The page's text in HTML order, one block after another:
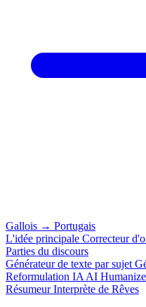
Gallois → Portugais
L'idée principale Correcteur
Parties du discours
Générateur de texte par sujet
Reformulation IA AI
RésumeurInterprète de Rêves